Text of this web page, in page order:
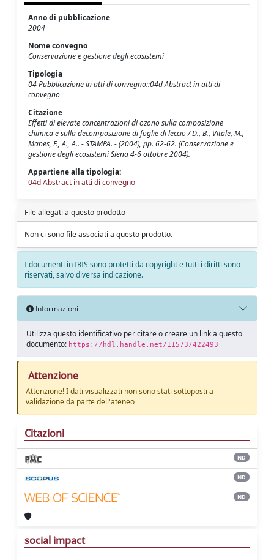
Anno di pubblicazione
2004
Nome convegno
Conservazione e gestione degli ecosistemi
Tipologia
04 Pubblicazione in atti di convegno::04d Abstract in atti di
convegno
Citazione
Effetti di elevate concentrazioni di ozono sulla composizione
chimica e sulla decomposizione di foglie di leccio / D., B., Vitale, M.,
Manes, F., A., A.. - STAMPA. - (2004), pp. 62-62. (Conservazione e
gestione degli ecosistemi Siena 4-6 ottobre 2004).
Appartiene alla tipologia:
04d Abstract in atti di convegno
File allegati a questo prodotto
Non ci sono file associati a questo prodotto.
I documenti in IRIS sono protetti da copyright e tutti i diritti sono
riservati, salvo diversa indicazione.
Informazioni
Utilizza questo identificativo per citare o creare un link a questo
documento: https://hdl.handle.net/11573/422493
Attenzione
Attenzione! I dati visualizzati non sono stati sottoposti a
validazione da parte dell'ateneo
Citazioni
ND
ND
ND
social impact